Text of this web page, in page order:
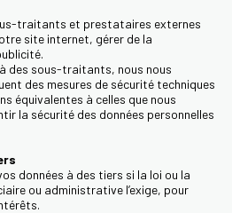
traitants et prestataires externes
site internet, gérer de la
des sous-traitants, nous nous
des mesures de sécurité techniques
équivalentes à celles que nous
la sécurité des données personnelles
données à des tiers si la loi ou la
ou administrative l’exige, pour